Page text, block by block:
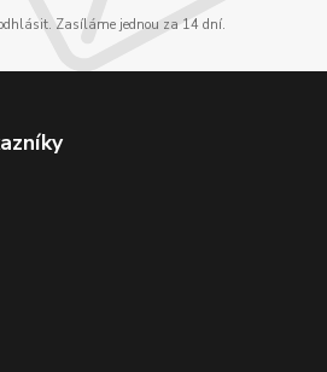
Zasíláme jednou za 14 dní.